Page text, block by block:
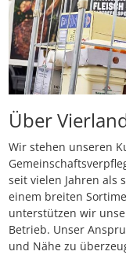
Über
Wir stehen unseren
seit vielen Jahren als
einem breiten
unterstützen wir
Betrieb. Unser
und Nähe zu